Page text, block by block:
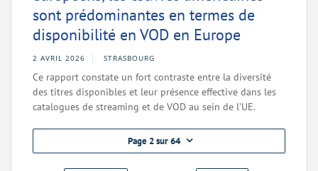
sont prédominantes en termes de
disponibilité en VOD en Europe
2 AVRIL 2026 STRASBOURG
Ce rapport constate un fort contraste entre la diversité
des titres disponibles et leur présence effective dans les
catalogues de streaming et de VOD au sein de l’UE.
Page 2 sur 64